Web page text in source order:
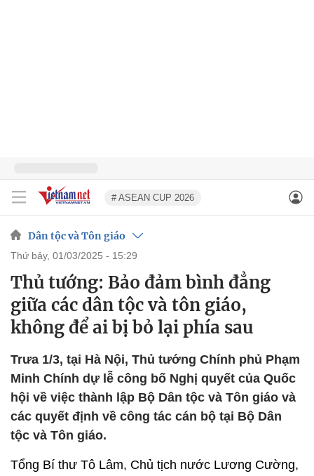
# ASEAN CUP 2026
Dân tộc và Tôn giáo
thứ bảy, 01/03/2025 - 15:29
Thủ tướng: Bảo đảm bình đẳng
giữa các dân tộc và tôn giáo,
không để ai bị bỏ lại phía sau
Trưa 1/3, tại Hà Nội, Thủ tướng Chính phủ Phạm
Minh Chính dự lễ công bố Nghị quyết của Quốc
hội về việc thành lập Bộ Dân tộc và Tôn giáo và
các quyết định về công tác cán bộ tại Bộ Dân
tộc và Tôn giáo.
Tổng Bí thư Tô Lâm, Chủ tịch nước Lương Cường,